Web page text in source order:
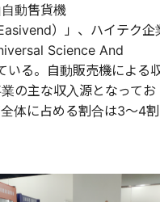
動售貨機
）」、ハイテク企
Science And
る。自動販売機による
の主な収入源となってお
体に占める割合は3～4割